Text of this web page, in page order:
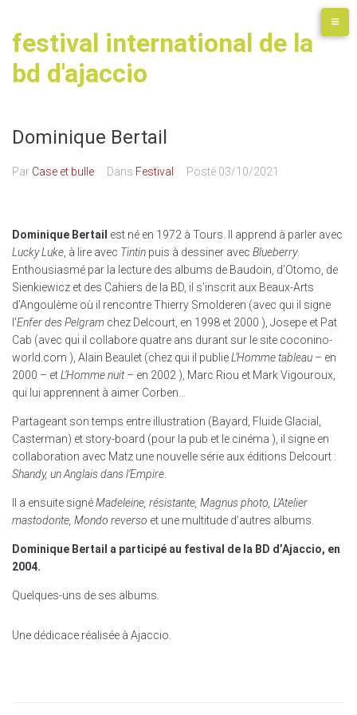
festival international de la
bd d'ajaccio
Dominique Bertail
Par Case et bulle Dans Festival Posté 03/10/2021
Dominique Bertail est né en 1972 à Tours. Il apprend à parler avec
Lucky Luke , à lire avec Tintin puis à dessiner avec Blueberry.
Enthousiasmé par la lecture des albums de Baudoin, d’Otomo, de
Sienkiewicz et des Cahiers de la BD, il s’inscrit aux Beaux-Arts
d’Angoulème où il rencontre Thierry Smolderen (avec qui il signe
l’Enfer des Pelgram chez Delcourt, en 1998 et 2000 ), Josepe et Pat
Cab (avec qui il collabore quatre ans durant sur le site coconino-
world.com ), Alain Beaulet (chez qui il publieL’Homme tableau – en
2000 – etL’Homme nuit– en 2002 ), Marc Riou et Mark Vigouroux,
qui lui apprennent à aimer Corben…
Partageant son temps entre illustration (Bayard, Fluide Glacial,
Casterman) et story-board (pour la pub et le cinéma ), il signe en
collaboration avec Matz une nouvelle série aux éditions Delcourt :
Shandy, un Anglais dans l’Empire
Il a ensuite signéMadeleine, résistante, Magnus photo, L’Atelier
mastodonte, Mondo reverso et une multitude d’autres albums.
Dominique Bertail a participé au festival de la BD d’Ajaccio, en
2004.
Quelques-uns de ses albums.
Une dédicace réalisée à Ajaccio.